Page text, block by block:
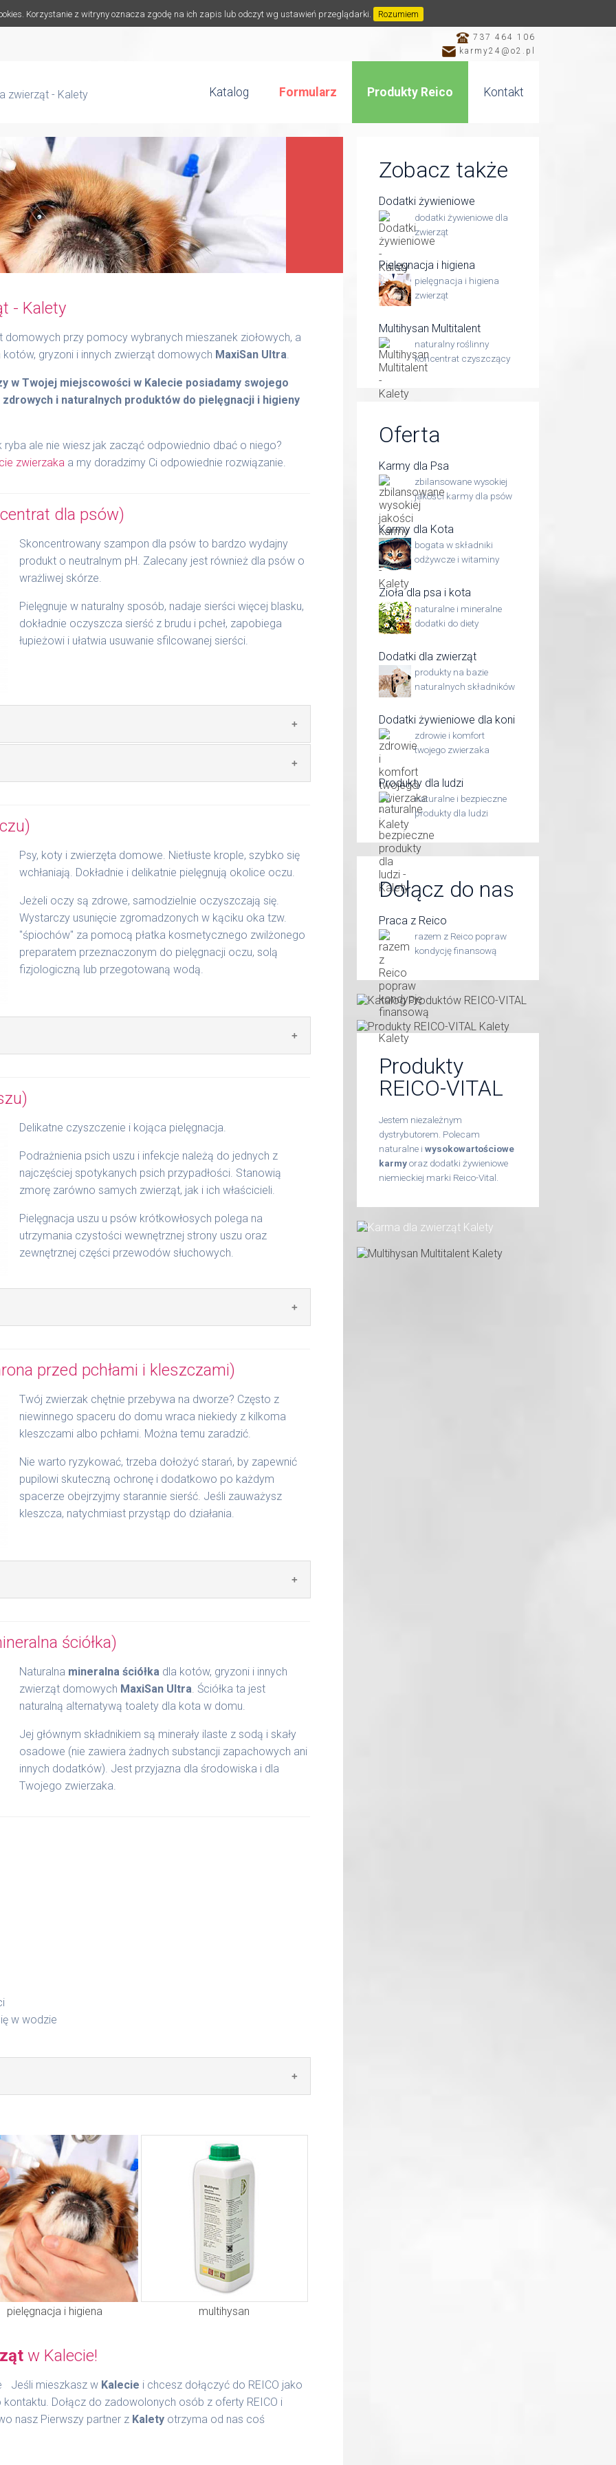
Korzystanie z witryny oznacza zgodę na ich zapis lub odczyt wg ustawień przeglądarki. Rozumiem
737 464 106
karmy24@o2.pl
zwierząt - Kalety Katalog Formularz Produkty Reico Kontakt
- Kalety
domowych przy pomocy wybranych mieszanek ziołowych, a
kotów, gryzoni i innych zwierząt domowych MaxiSan Ultra.
w Twojej miejscowości w Kalecie posiadamy swojego
i naturalnych produktów do pielęgnacji i higieny
ryba ale nie wiesz jak zacząć odpowiednio dbać o niego?
zwierzaka a my doradzimy Ci odpowiednie rozwiązanie.
dla psów)
Skoncentrowany szampon dla psów to bardzo wydajny
produkt o neutralnym pH. Zalecany jest również dla psów o
wrażliwej skórze.
Pielęgnuje w naturalny sposób, nadaje sierści więcej blasku,
dokładnie oczyszcza sierść z brudu i pcheł, zapobiega
łupieżowi i ułatwia usuwanie sfilcowanej sierści.
olej jojoby, betaina, mieszanka ekstraktów ziołowych,
czym dokładnie spłukać.
przemyć je wodą przez ok. 10 minut.
Psy, koty i zwierzęta domowe. Nietłuste krople, szybko się
wchłaniają. Dokładnie i delikatnie pielęgnują okolice oczu.
Jeżeli oczy są zdrowe, samodzielnie oczyszczają się.
Wystarczy usunięcie zgromadzonych w kąciku oka tzw.
"śpiochów" za pomocą płatka kosmetycznego zwilżonego
preparatem przeznaczonym do pielęgnacji oczu, solą
fizjologiczną lub przegotowaną wodą.
usunąć ewentualne zabrudzenia.
Delikatne czyszczenie i kojąca pielęgnacja.
Podrażnienia psich uszu i infekcje należą do jednych z
najczęściej spotykanych psich przypadłości. Stanowią
zmorę zarówno samych zwierząt, jak i ich właścicieli.
Pielęgnacja uszu u psów krótkowłosych polega na
utrzymania czystości wewnętrznej strony uszu oraz
zewnętrznej części przewodów słuchowych.
kropli i dokładnie rozmasować.
przed pchłami i kleszczami)
Twój zwierzak chętnie przebywa na dworze? Często z
niewinnego spaceru do domu wraca niekiedy z kilkoma
kleszczami albo pchłami. Można temu zaradzić.
Nie warto ryzykować, trzeba dołożyć starań, by zapewnić
pupilowi skuteczną ochronę i dodatkowo po każdym
spacerze obejrzyjmy starannie sierść. Jeśli zauważysz
kleszcza, natychmiast przystąp do działania.
obu uszu i okolicę szyi przez 1 do 3 tygodni. Po
zastosować 1 - 2 razy w tygodniu.
ściółka)
Naturalna mineralna ściółka dla kotów, gryzoni i innych
zwierząt domowych MaxiSan Ultra. Ściółka ta jest
naturalną alternatywą toalety dla kota w domu.
Jej głównym składnikiem są minerały ilaste z sodą i skały
osadowe (nie zawiera żadnych substancji zapachowych ani
innych dodatków). Jest przyjazna dla środowiska i dla
Twojego zwierzaka.
w wodzie
z gospodarstwa domowego lub pojemnik bio.
pielęgnacja i higiena multihysan
w Kalecie!
Jeśli mieszkasz w Kalecie i chcesz dołączyć do REICO jako
Dołącz do zadowolonych osób z oferty REICO i
nasz Pierwszy partner z Kalety otrzyma od nas coś
Zobacz także
Dodatki żywieniowe
dodatki żywieniowe dla
zwierząt
Pielęgnacja i higiena
pielęgnacja i higiena
zwierząt
Multihysan Multitalent
naturalny roślinny
koncentrat czyszczący
Oferta
Karmy dla Psa
zbilansowane wysokiej
jakości karmy dla psów
Karmy dla Kota
bogata w składniki
odżywcze i witaminy
Zioła dla psa i kota
naturalne i mineralne
dodatki do diety
Dodatki dla zwierząt
produkty na bazie
naturalnych składników
Dodatki żywieniowe dla koni
zdrowie i komfort
twojego zwierzaka
Produkty dla ludzi
naturalne i bezpieczne
produkty dla ludzi
Dołącz do nas
Praca z Reico
razem z Reico popraw
kondycję finansową
Produkty
REICO-VITAL
Jestem niezależnym
dystrybutorem. Polecam
naturalne i wysokowartościowe
karmyoraz dodatki żywieniowe
niemieckiej marki Reico-Vital.